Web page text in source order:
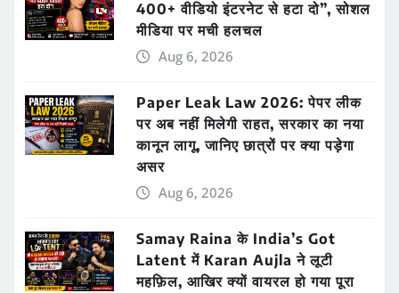
400+ वीडियो इंटरनेट से हटा दो”, सोशल
मीडिया पर मची हलचल
Aug 6, 2026
Paper Leak Law 2026: पेपर लीक
पर अब नहीं मिलेगी राहत, सरकार का नया
कानून लागू, जानिए छात्रों पर क्या पड़ेगा
असर
Aug 6, 2026
Samay Raina के India’s Got
Latent में Karan Aujla ने लूटी
महफ़िल, आखिर क्यों वायरल हो गया पूरा